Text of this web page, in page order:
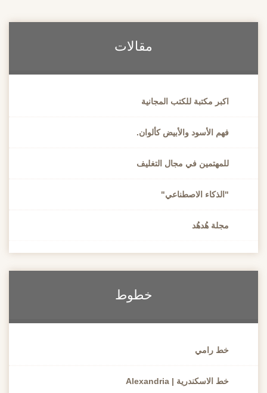
مقالات
اكبر مكتبة للكتب المجانية
فهم الأسود والأبيض كألوان.
للمهتمين في مجال التغليف
"الذكاء الاصطناعي"
مجلة هُدهُد
خطوط
خط رامي
خط الاسكندرية | Alexandria